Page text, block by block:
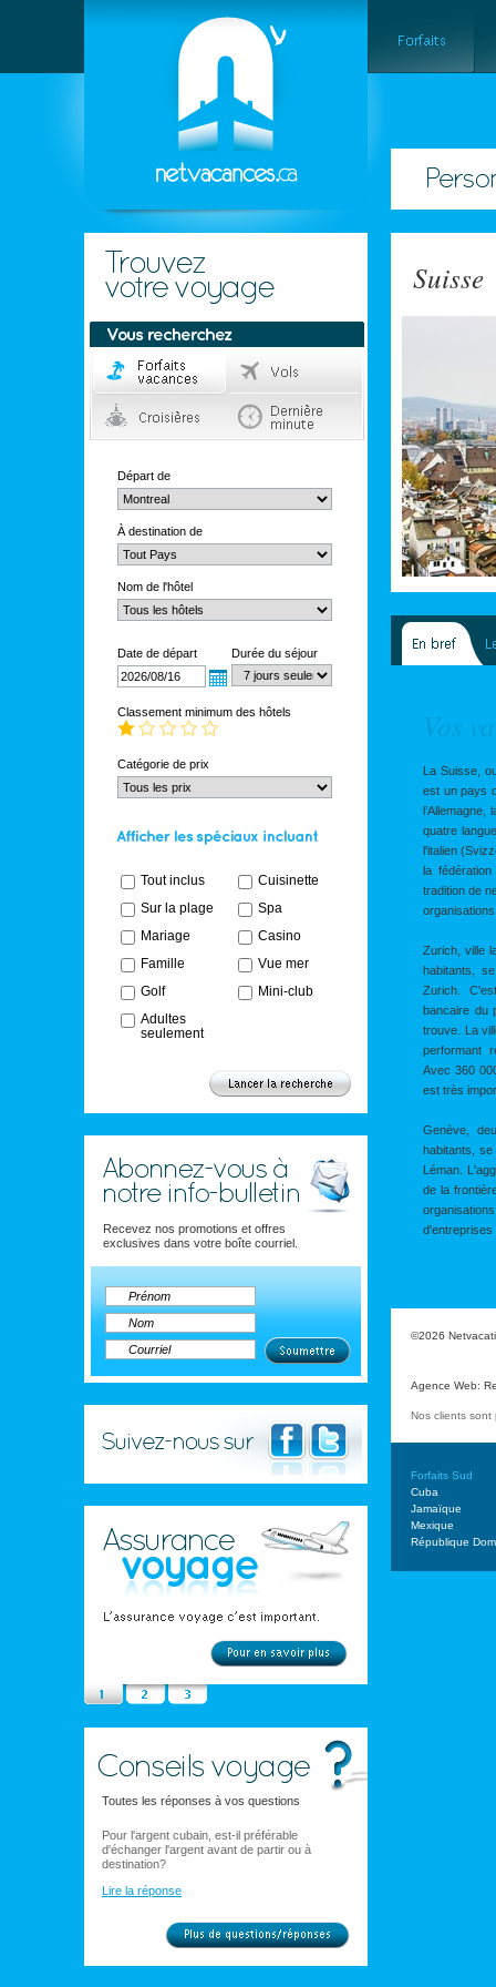
Départ de
À destination de
Nom de l'hôtel
Date de départ Durée du séjour
Classement minimum des hôtels
Catégorie de prix
Tout inclus
Cuisinette
Sur la plage
Spa
Mariage
Casino
Famille
Vue mer
Golf
Mini-club
Adultes
seulement
Recevez nos promotions et offres
exclusives dans votre boîte courriel.
Toutes les réponses à vos questions
Pour l'argent cubain, est-il préférable
d'échanger l'argent avant de partir ou à
destination?
Lire la réponse
Suisse
Vos
La Suisse,
est un pays
l’Allemagne,
quatre
l'italien
la
tradition de
Zurich, ville
habitants,
Zurich.
bancaire du
trouve. La
performant
Avec 360
est très
Genève,
habitants,
Léman.
de la
d'entreprises
©2026
Agence Web:
Nos clients sont
Forfaits Sud
Cuba
Jamaïque
Mexique
République